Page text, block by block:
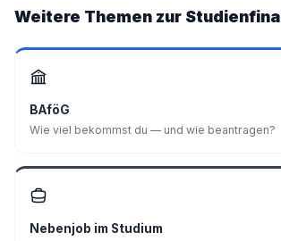
Weitere Themen zur
BAföG
Wie viel bekommst du — und wie beantragen?
Nebenjob im Studium